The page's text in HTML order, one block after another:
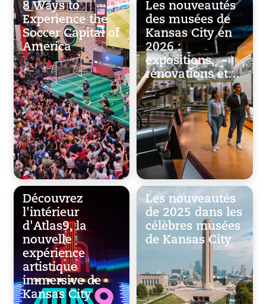
8 Ways to
Experience the
Soccer Capital of
America
Les nouveautés
des musées de
Kansas City en
2026 :
expositions,
rénovations et…
Découvrez
l'intérieur
d'Atlas9, la
nouvelle
expérience
artistique
immersive de
Kansas City
Les nouveautés
de 2025 dans les
célèbres musées
de Kansas City